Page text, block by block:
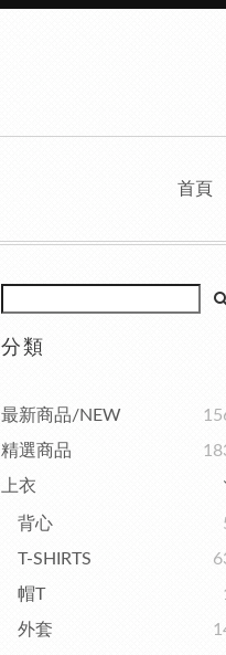
首頁
分類
最新商品/NEW
精選商品
上衣
背心
T-SHIRTS
帽T
外套